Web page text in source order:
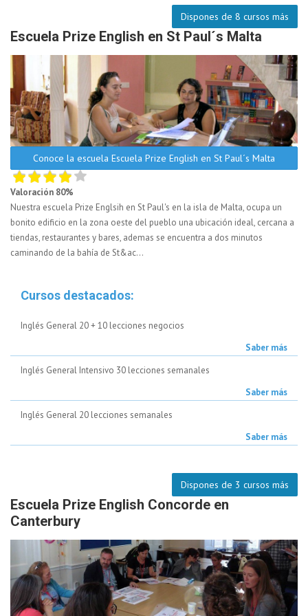
Dispones de 8 cursos más
Escuela Prize English en St Paul´s Malta
Conoce la escuela Escuela Prize English en St Paul´s Malta
Valoración 80%
Nuestra escuela Prize Englsih en St Paul's en la isla de Malta, ocupa un
bonito edificio en la zona oeste del pueblo una ubicación ideal, cercana a
tiendas, restaurantes y bares, ademas se encuentra a dos minutos
caminando de la bahía de St&ac...
Cursos destacados:
Inglés General 20 + 10 lecciones negocios
Saber más
Inglés General Intensivo 30 lecciones semanales
Saber más
Inglés General 20 lecciones semanales
Saber más
Dispones de 3 cursos más
Escuela Prize English Concorde en
Canterbury